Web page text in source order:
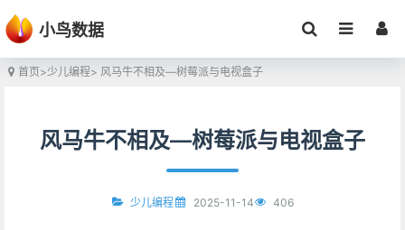
小鸟数据
首页>少儿编程> 风马牛不相及—树莓派与电视盒子
风马牛不相及—树莓派与电视盒子
少儿编程 2025-11-14 406